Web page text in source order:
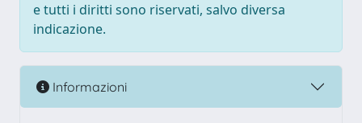
e tutti i diritti sono riservati, salvo diversa
indicazione.
Informazioni